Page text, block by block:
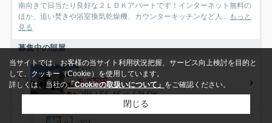
南向きで日当たり良好な２ＬＤＫアパートです！インターネット無料の
ほか、追い焚きや浴室換気乾燥機、カウンターキッチンなど人...
もっと
見る
募集中の部屋
202
6.2万円
2階 / 55.46㎡ / 2LDK
当サイトでは、お客様の当サイト利用状況把握、サービス向上検討を目的と
して、クッキー（Cookie）を使用しています。
詳しくは、当社の「Cookieの取扱いについて」 をご確認ください。
閉じる